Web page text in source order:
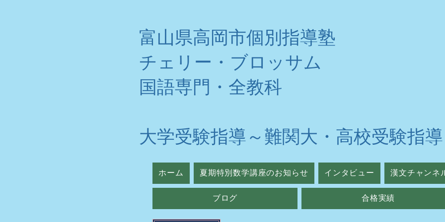
富山県高岡市個別指導塾
チェリー・ブロッサム
​国語専門・全教科
大学受験指導～難関大・高校受験指導
ホーム 夏期特別数学講座のお知らせ インタビュー 漢文チャンネ
ブログ 合格実績